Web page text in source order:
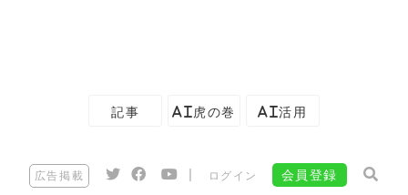
記事 AI虎の巻 AI活用
広告掲載 ログイン 会員登録